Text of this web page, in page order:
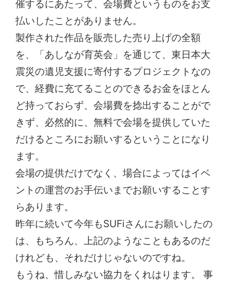
催するにあたって、会場費というものをお支
払いしたことがありません。
製作された作品を販売した売り上げの全額
を、「あしなが育英会」を通じて、東日本大
震災の遺児支援に寄付するプロジェクトなの
で、経費に充てることのできるお金をほとん
ど持っておらず、会場費を捻出することがで
きず、必然的に、無料で会場を提供していた
だけるところにお願いするということになり
ます。
会場の提供だけでなく、場合によってはイベ
ントの運営のお手伝いまでお願いすることす
らあります。
昨年に続いて今年もSUFiさんにお願いしたの
は、もちろん、上記のようなこともあるのだ
けれども、それだけじゃないのですね。
もうね、惜しみない協力をくれはります。 事